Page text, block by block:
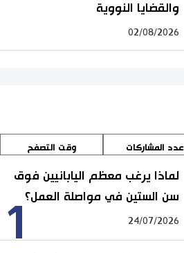
والقضايا النووية
02/08/2026
عدد المشاركات وقت التصفح
1
لماذا يرغب معظم اليابانيين فوق
سن الستين في مواصلة العمل؟
24/07/2026